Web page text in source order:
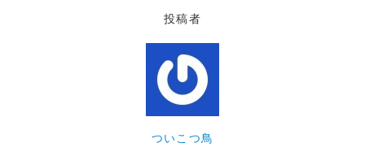
投稿者
ついこつ鳥